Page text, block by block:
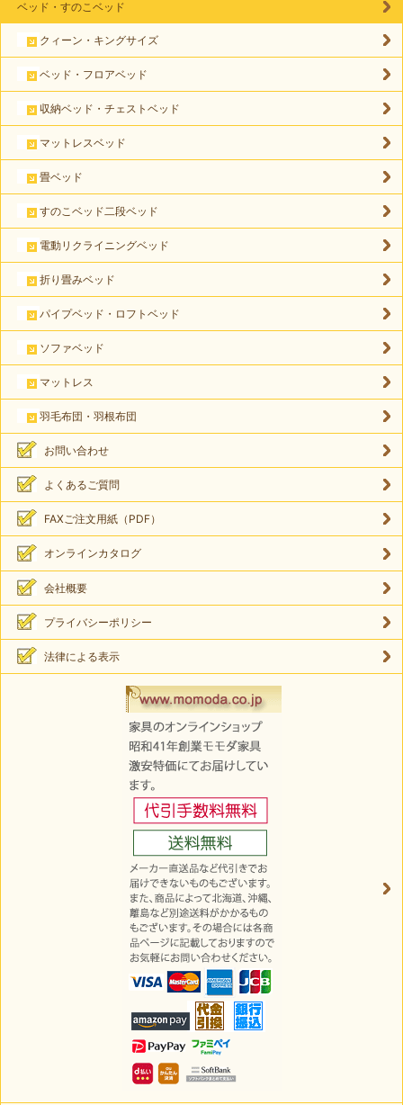
ベッド・すのこベッド
クィーン・キングサイズ
ベッド・フロアベッド
収納ベッド・チェストベッド
マットレスベッド
畳ベッド
すのこベッド二段ベッド
電動リクライニングベッド
折り畳みベッド
パイプベッド・ロフトベッド
ソファベッド
マットレス
羽毛布団・羽根布団
お問い合わせ
よくあるご質問
FAXご注文用紙（PDF）
オンラインカタログ
会社概要
プライバシーポリシー
法律による表示